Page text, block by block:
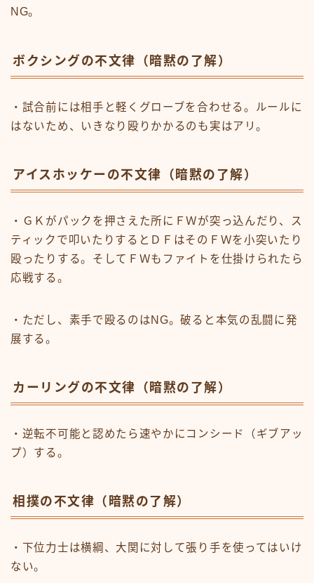
NG。
ボクシングの不文律（暗黙の了解）
・試合前には相手と軽くグローブを合わせる。ルールに
はないため、いきなり殴りかかるのも実はアリ。
アイスホッケーの不文律（暗黙の了解）
・ＧＫがパックを押さえた所にＦＷが突っ込んだり、ス
ティックで叩いたりするとＤＦはそのＦＷを小突いたり
殴ったりする。そしてＦＷもファイトを仕掛けられたら
応戦する。
・ただし、素手で殴るのはNG。破ると本気の乱闘に発
展する。
カーリングの不文律（暗黙の了解）
・逆転不可能と認めたら速やかにコンシード（ギブアッ
プ）する。
相撲の不文律（暗黙の了解）
・下位力士は横綱、大関に対して張り手を使ってはいけ
ない。